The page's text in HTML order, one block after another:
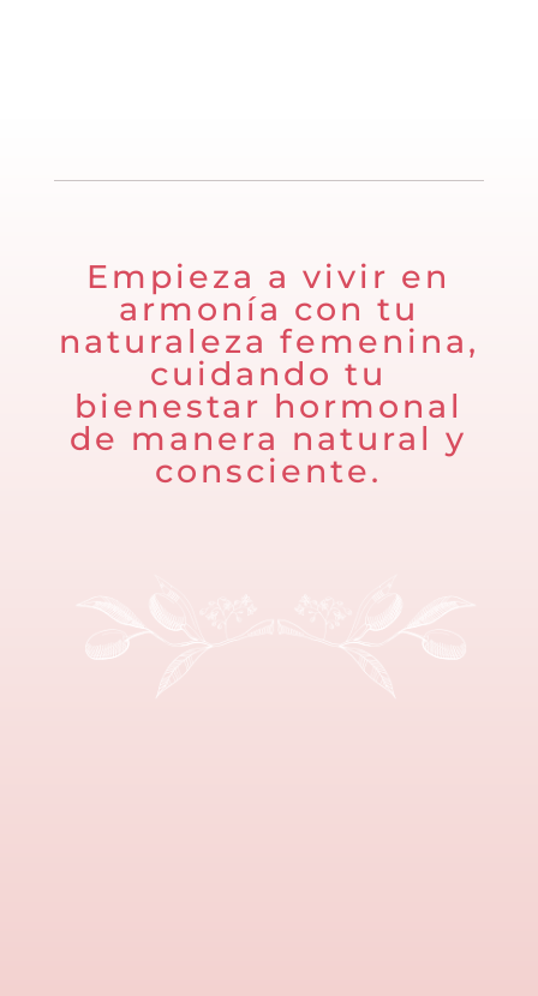
Empieza a vivir en
armonía con tu
naturaleza femenina,
cuidando tu
bienestar hormonal
de manera natural y
consciente.